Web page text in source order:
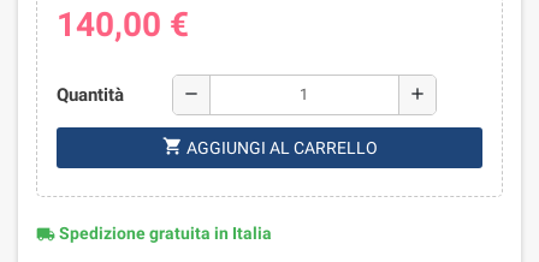
140,00 €
Quantità remove add
shopping_cart AGGIUNGI AL CARRELLO
local_shippingSpedizione gratuita in Italia